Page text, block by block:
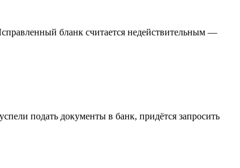
бланк считается недействительным —
подать документы в банк, придётся запросить